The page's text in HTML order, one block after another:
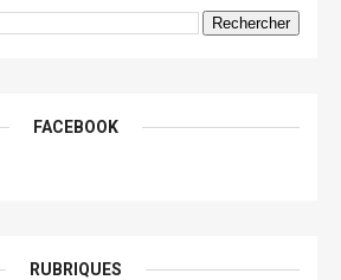
FACEBOOK
RUBRIQUES